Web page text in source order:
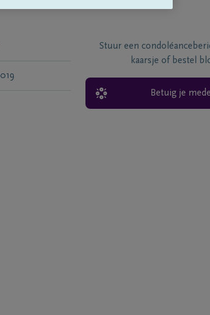
Stuur een
kaarsje of bestel
Betuig je